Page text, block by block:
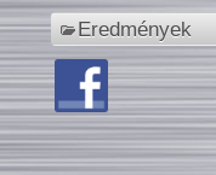
Eredmények